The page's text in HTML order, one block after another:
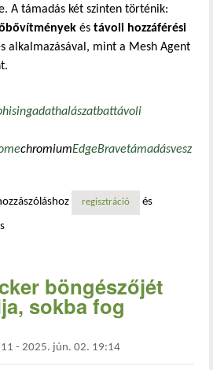
A támadás két szinten történik:
és távoli hozzáférési
alkalmazásával, mint a Mesh Agent
adathalászatbattávoli
chromiumEdgeBravetámadásvesz
enigma” tartalommal kapcsolatosan
regisztráció és
böngészőjét
sokba fog
- 2025. jún. 02. 19:14